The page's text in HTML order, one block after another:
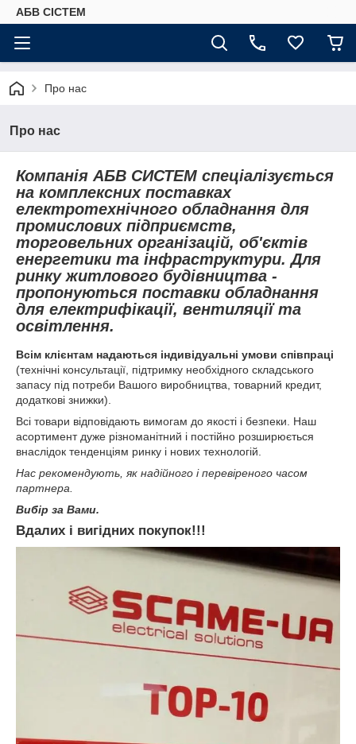
АБВ СІСТЕМ
Про нас
Про нас
Компанія АБВ СИСТЕМ спеціалізується
на комплексних поставках
електротехнічного обладнання для
промислових підприємств,
торговельних організацій, об'єктів
енергетики та інфраструктури. Для
ринку житлового будівництва -
пропонуються поставки обладнання
для електрифікації, вентиляції та
освітлення.
Всім клієнтам надаються індивідуальні умови співпраці
(технічні консультації, підтримку необхідного складського
запасу під потреби Вашого виробництва, товарний кредит,
додаткові знижки).
Всі товари відповідають вимогам до якості і безпеки. Наш
асортимент дуже різноманітний і постійно розширюється
внаслідок тенденціям ринку і нових технологій.
Нас рекомендують, як надійного і перевіреного часом
партнера.
Вибір за Вами.
Вдалих і вигідних покупок!!!